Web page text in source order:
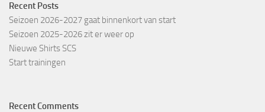
Recent Posts
Seizoen 2026-2027 gaat binnenkort van start
Seizoen 2025-2026 zit er weer op
Nieuwe Shirts SCS
Start trainingen
Recent Comments